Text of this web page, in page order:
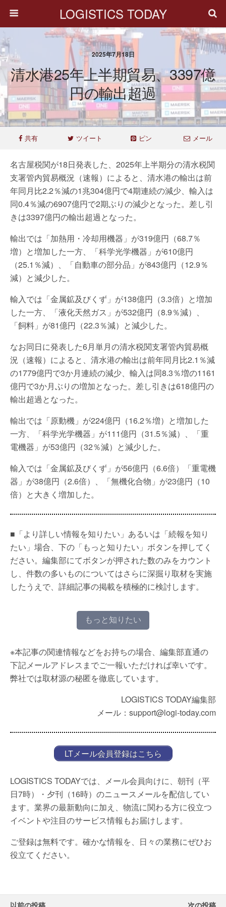
LOGISTICS TODAY
2025年7月18日
清水港25年上半期貿易、3397億
円の輸出超過
共有 ツイート ピン メール
名古屋税関が18日発表した、2025年上半期分の清水税関
支署管内貿易概況（速報）によると、清水港の輸出は前
年同月比2.2％減の1兆304億円で4期連続の減少、輸入は
同0.4％減の6907億円で2期ぶりの減少となった。差し引
きは3397億円の輸出超過となった。
輸出では「加熱用・冷却用機器」が319億円（68.7％
増）と増加した一方、「科学光学機器」が610億円
（25.1％減）、「自動車の部分品」が843億円（12.9％
減）と減少した。
輸入では「金属鉱及びくず」が138億円（3.3倍）と増加
した一方、「液化天然ガス」が532億円（8.9％減）、
「飼料」が81億円（22.3％減）と減少した。
なお同日に発表した6月単月の清水税関支署管内貿易概
況（速報）によると、清水港の輸出は前年同月比2.1％減
の1779億円で3か月連続の減少、輸入は同8.3％増の1161
億円で3か月ぶりの増加となった。差し引きは618億円の
輸出超過となった。
輸出では「原動機」が224億円（16.2％増）と増加した
一方、「科学光学機器」が111億円（31.5％減）、「重
電機器」が53億円（32％減）と減少した。
輸入では「金属鉱及びくず」が56億円（6.6倍）「重電機
器」が38億円（2.6倍）、「無機化合物」が23億円（10
倍）と大きく増加した。
■「より詳しい情報を知りたい」あるいは「続報を知り
たい」場合、下の「もっと知りたい」ボタンを押してく
ださい。編集部にてボタンが押された数のみをカウント
し、件数の多いものについてはさらに深掘り取材を実施
したうえで、詳細記事の掲載を積極的に検討します。
もっと知りたい
※本記事の関連情報などをお持ちの場合、編集部直通の
下記メールアドレスまでご一報いただければ幸いです。
弊社では取材源の秘匿を徹底しています。
LOGISTICS TODAY編集部
メール：support@logi-today.com
LTメール会員登録はこちら
LOGISTICS TODAYでは、メール会員向けに、朝刊（平
日7時）・夕刊（16時）のニュースメールを配信してい
ます。業界の最新動向に加え、物流に関わる方に役立つ
イベントや注目のサービス情報もお届けします。
ご登録は無料です。確かな情報を、日々の業務にぜひお
役立てください。
以前の投稿 次の投稿